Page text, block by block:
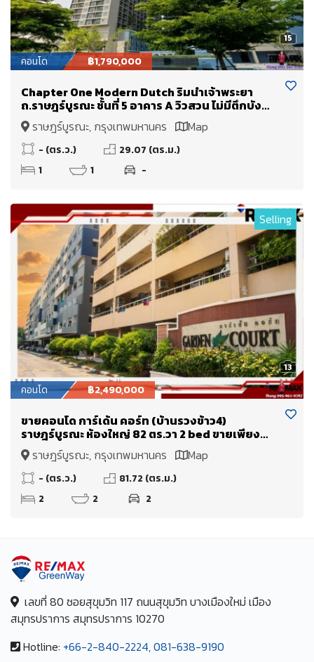
15
คอนโด ฿1,790,000
Chapter One Modern Dutch ริมน้ำเจ้าพระยา
ถ.ราษฎร์บูรณะ ชั้นที่ 5 อาคาร A วิวสวน ไม่มีตึกบัง
ขายเพียง 1.79 Mb.
ราษฎร์บูรณะ, กรุงเทพมหานคร Map
- (ตร.ว.)
29.07 (ตร.ม.)
1
1 -
13
Selling
คอนโด ฿2,490,000
ขายคอนโด การ์เด้น คอร์ท (บ้านรวงข้าว4)
ราษฎร์บูรณะ ห้องใหญ่ 82 ตร.วา 2 bed ขายเพียง
2.49 Mb. ใกล้ทางด่วนพระราม 3 เข้าเมืองไม่เกิน 15
นาทีราษฎร์บูรณะ, กรุงเทพมหานคร Map
- (ตร.ว.)
81.72 (ตร.ม.)
2
2 2
เลขที่ 80 ซอยสุขุมวิท 117 ถนนสุขุมวิท บางเมืองใหม่ เมือง
สมุทรปราการ สมุทรปราการ 10270
Hotline: +66-2-840-2224, 081-638-9190